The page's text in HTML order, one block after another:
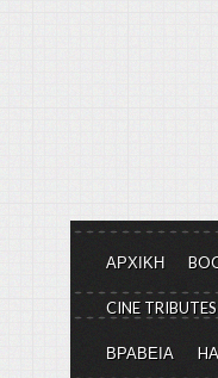
ΑΡΧΙΚΗ
CINE TRIBUTES
ΒΡΑΒΕΙΑ